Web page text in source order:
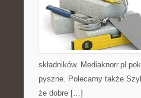
składników. Mediaknorr.pl
pyszne. Polecamy także
że dobre […]